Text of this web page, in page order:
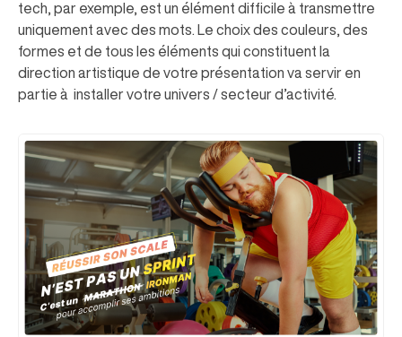
tech, par exemple, est un élément difficile à transmettre
uniquement avec des mots. Le choix des couleurs, des
formes et de tous les éléments qui constituent la
direction artistique de votre présentation va servir en
partie à installer votre univers / secteur d’activité.